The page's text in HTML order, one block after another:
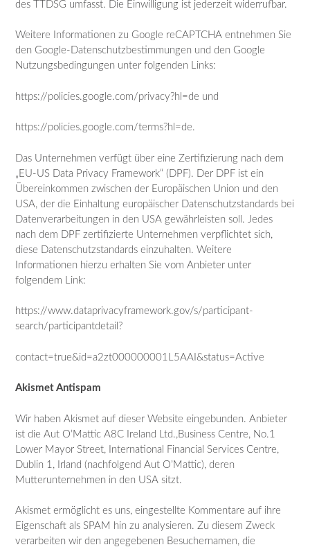
des TTDSG umfasst. Die Einwilligung ist jederzeit widerrufbar.
Weitere Informationen zu Google reCAPTCHA entnehmen Sie
den Google-Datenschutzbestimmungen und den Google
Nutzungsbedingungen unter folgenden Links:
https://policies.google.com/privacy?hl=de und
https://policies.google.com/terms?hl=de.
Das Unternehmen verfügt über eine Zertifizierung nach dem
„EU-US Data Privacy Framework“ (DPF). Der DPF ist ein
Übereinkommen zwischen der Europäischen Union und den
USA, der die Einhaltung europäischer Datenschutzstandards bei
Datenverarbeitungen in den USA gewährleisten soll. Jedes
nach dem DPF zertifizierte Unternehmen verpflichtet sich,
diese Datenschutzstandards einzuhalten. Weitere
Informationen hierzu erhalten Sie vom Anbieter unter
folgendem Link:
https://www.dataprivacyframework.gov/s/participant-
search/participantdetail?
contact=true&id=a2zt000000001L5AAI&status=Active
Akismet Antispam
Wir haben Akismet auf dieser Website eingebunden. Anbieter
ist die Aut O’Mattic A8C Ireland Ltd.,Business Centre, No.1
Lower Mayor Street, International Financial Services Centre,
Dublin 1, Irland (nachfolgend Aut O’Mattic), deren
Mutterunternehmen in den USA sitzt.
Akismet ermöglicht es uns, eingestellte Kommentare auf ihre
Eigenschaft als SPAM hin zu analysieren. Zu diesem Zweck
verarbeiten wir den angegebenen Besuchernamen, die